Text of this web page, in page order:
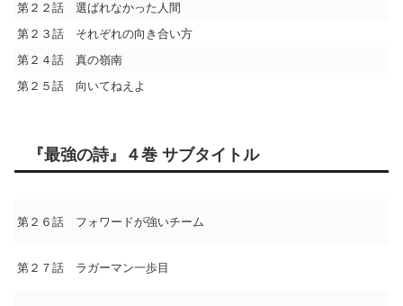
第２２話 選ばれなかった人間
第２３話 それぞれの向き合い方
第２４話 真の嶺南
第２５話 向いてねえよ
『最強の詩』４巻 サブタイトル
第２６話 フォワードが強いチーム
第２７話 ラガーマン一歩目